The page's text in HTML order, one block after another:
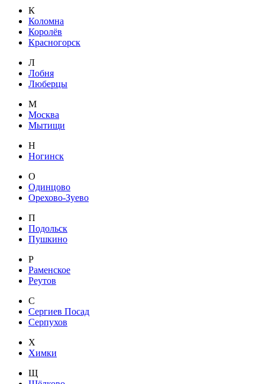
К
Коломна
Королёв
Красногорск
Л
Лобня
Люберцы
М
Москва
Мытищи
Н
Ногинск
О
Одинцово
Орехово-Зуево
П
Подольск
Пушкино
Р
Раменское
Реутов
С
Сергиев Посад
Серпухов
Х
Химки
Щ